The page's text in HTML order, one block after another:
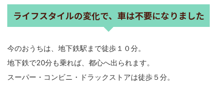
ライフスタイルの変化で、車は不要になりました
今のおうちは、地下鉄駅まで徒歩１０分。
地下鉄で20分も乗れば、都心へ出られます。
スーパー・コンビニ・ドラックストアは徒歩５分。